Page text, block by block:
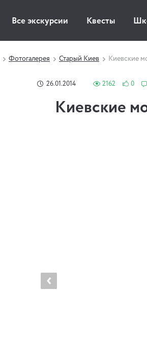
Все экскурсии Квесты
Фотогалерея Старый Киев Киевские
26.01.2014 2162 0
Киевские